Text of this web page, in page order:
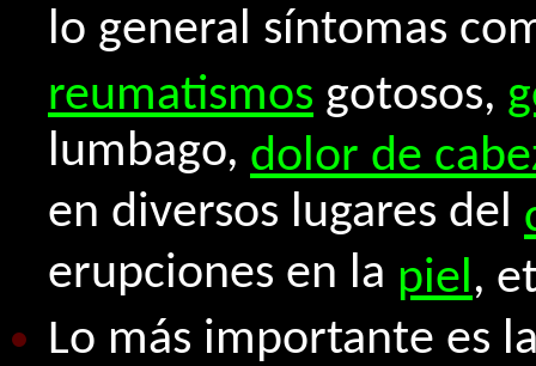
lo general síntomas
reumatismos gotosos,
lumbago, dolor de
en diversos lugares del
erupciones en la piel,
Lo más importante es